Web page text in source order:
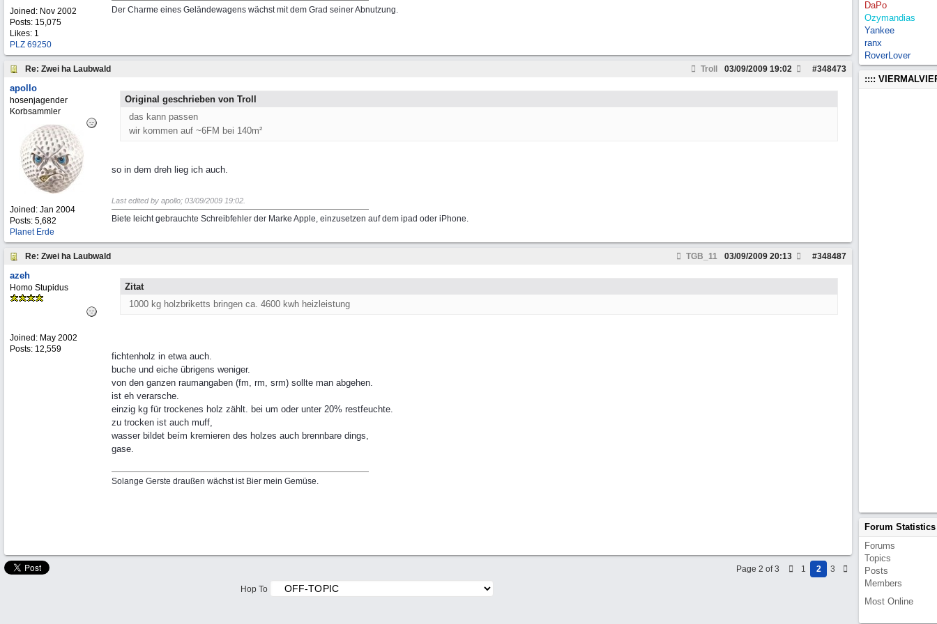
Joined: Nov 2002
Posts: 15,075
Likes: 1
PLZ 69250
Der Charme eines Geländewagens wächst mit dem Grad seiner Abnutzung.
Re: Zwei ha Laubwald Troll #348473
03/09/2009 19:02
apollo
hosenjagender
Korbsammler
Joined: Jan 2004
Posts: 5,682
Planet Erde
Original geschrieben von Troll
das kann passen
wir kommen auf ~6FM bei 140m²
so in dem dreh lieg ich auch.
Last edited by apollo; 03/09/2009 19:02
Biete leicht gebrauchte Schreibfehler der Marke Apple, einzusetzen auf dem ipad oder iPhone.
Re: Zwei ha Laubwald TGB_11 #348487
03/09/2009 20:13
azeh
Homo Stupidus
Joined: May 2002
Posts: 12,559
Zitat
1000 kg holzbriketts bringen ca. 4600 kwh heizleistung
fichtenholz in etwa auch.
buche und eiche übrigens weniger.
von den ganzen raumangaben (fm, rm, srm) sollte man abgehen.
ist eh verarsche.
einzig kg für trockenes holz zählt. bei um oder unter 20% restfeuchte.
zu trocken ist auch muff,
wasser bildet beím kremieren des holzes auch brennbare dings,
gase.
Solange Gerste draußen wächst ist Bier mein Gemüse.
Page 2 of 3 1 2 3
Hop To
DaPo
Ozymandias
Yankee
ranx
RoverLover
::::
Forum Statistics
Forums
Topics
Posts
Members
Most Online